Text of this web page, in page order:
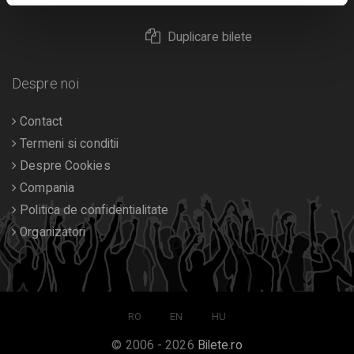
Duplicare bilete
Despre noi
Contact
Termeni si conditii
Despre Cookies
Compania
Politica de confidentialitate
Organizatori
RO EN HU
© 2006 - 2026 Bilete.ro